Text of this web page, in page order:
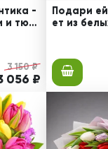
-
и тюль
3 150 ₽
056 ₽
Подари
ет из